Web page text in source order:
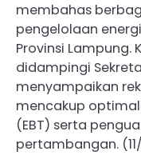
membahas
pengelolaan
Provinsi Lampung.
didampingi
menyampaikan
mencakup
(EBT) serta
pertambangan.